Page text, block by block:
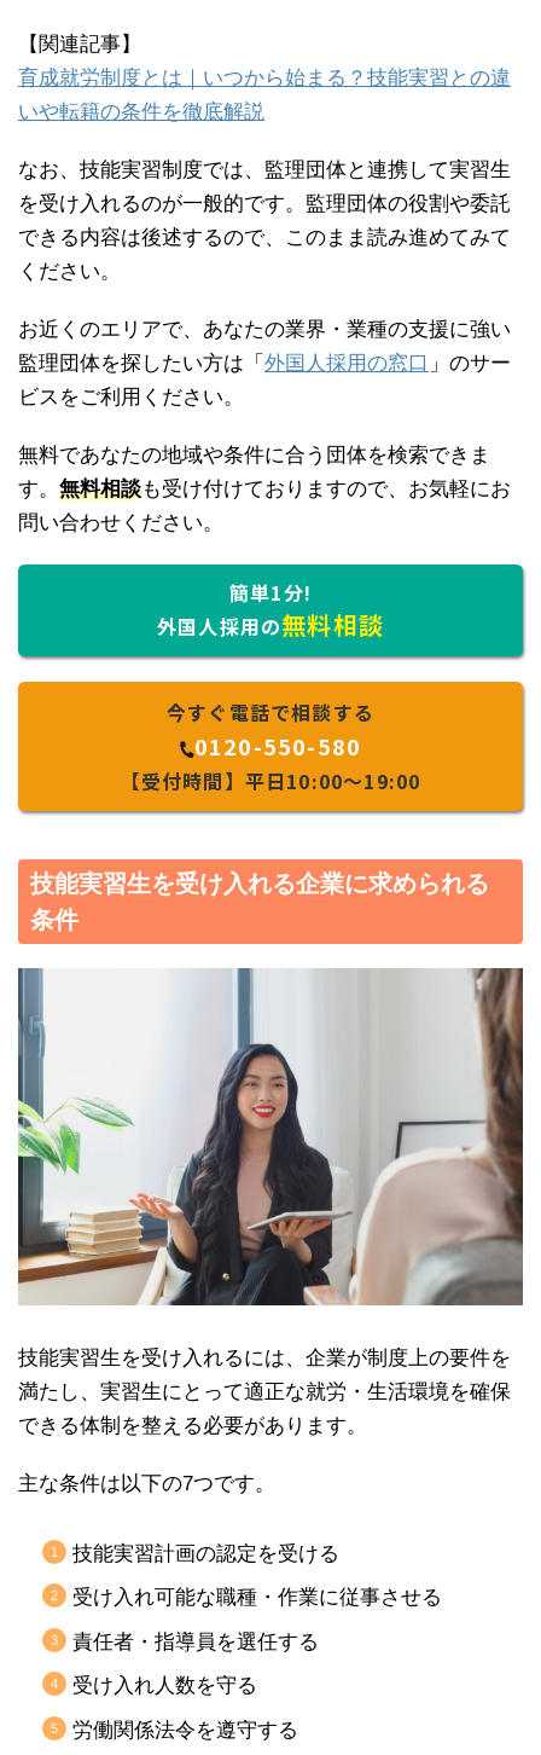
【関連記事】
育成就労制度とは｜いつから始まる？技能実習との違
いや転籍の条件を徹底解説
なお、技能実習制度では、監理団体と連携して実習生
を受け入れるのが一般的です。監理団体の役割や委託
できる内容は後述するので、このまま読み進めてみて
ください。
お近くのエリアで、あなたの業界・業種の支援に強い
監理団体を探したい方は「 外国人採用の窓口 」のサー
ビスをご利用ください。
無料であなたの地域や条件に合う団体を検索できま
す。 無料相談も受け付けておりますので、お気軽にお
問い合わせください。
簡単1分!
外国人採用の無料相談
今すぐ電話で相談する
0120-550-580
【受付時間】平日10:00～19:00
技能実習生を受け入れる企業に求められる
条件
技能実習生を受け入れるには、企業が制度上の要件を
満たし、実習生にとって適正な就労・生活環境を確保
できる体制を整える必要があります。
主な条件は以下の7つです。
技能実習計画の認定を受ける
受け入れ可能な職種・作業に従事させる
責任者・指導員を選任する
受け入れ人数を守る
労働関係法令を遵守する